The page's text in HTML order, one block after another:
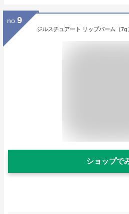
no. 9
ショップで